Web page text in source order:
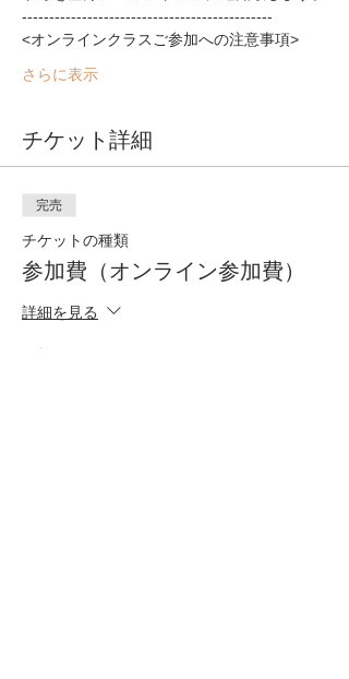
----------------------------------------------
<オンラインクラスご参加への注意事項>
さらに表示
チケット詳細
完売
チケットの種類
参加費（オンライン参加費）
詳細を見る